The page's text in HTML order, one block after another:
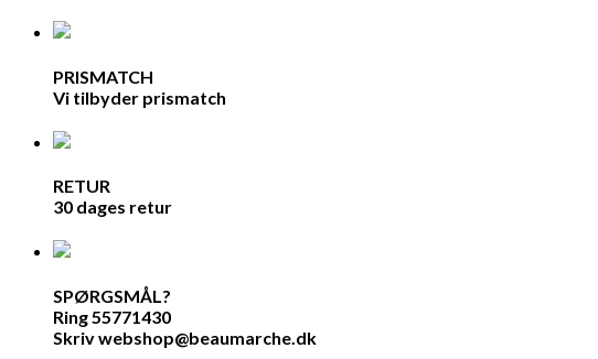
PRISMATCH
Vi tilbyder prismatch
RETUR
30 dages retur
SPØRGSMÅL?
Ring 55771430
Skriv webshop@beaumarche.dk